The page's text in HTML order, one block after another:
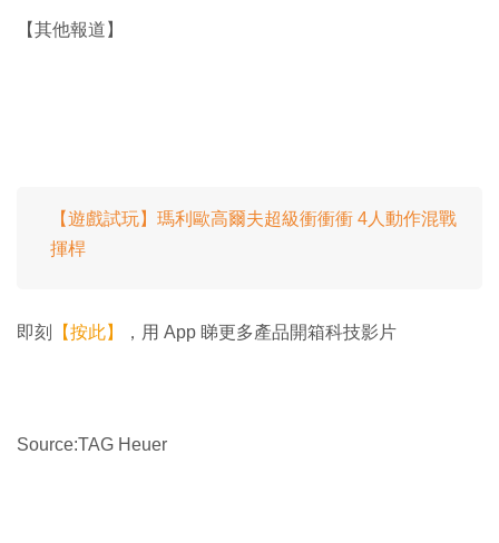
【其他報道】
【遊戲試玩】瑪利歐高爾夫超級衝衝衝 4人動作混戰
揮桿
即刻 【按此】 ，用 App 睇更多產品開箱科技影片
Source:TAG Heuer